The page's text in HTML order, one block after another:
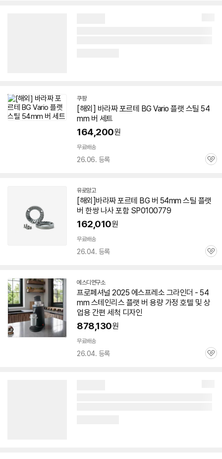
쿠팡
[해외] 바라짜 포르테 BG Vario 플랫 스틸 54
mm 버 세트
164,200원
무료배송
26.06. 등록
관
유로망고네
이
버
이
[해외]바라짜 포르테 BG 버 54mm 스틸 플랫
버 한쌍 나사 포함 SP0100779
162,010원
무료배송
26.04. 등록
관
에스디연구소네
이
버
페
프로페셔널 2025 에스프레소 그라인더 - 54
mm 스테인리스 플랫 버 용량 가정 호텔 및 상
업용 간편 세척 디자인
878,130원
무료배송
26.04. 등록
관